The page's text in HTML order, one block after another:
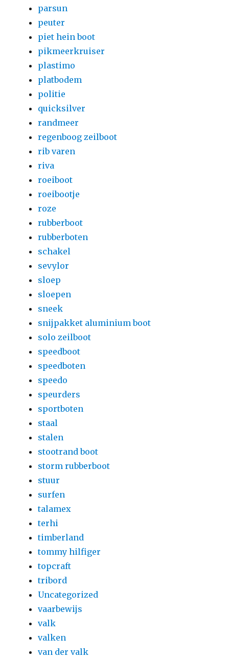
parsun
peuter
piet hein boot
pikmeerkruiser
plastimo
platbodem
politie
quicksilver
randmeer
regenboog zeilboot
rib varen
riva
roeiboot
roeibootje
roze
rubberboot
rubberboten
schakel
sevylor
sloep
sloepen
sneek
snijpakket aluminium boot
solo zeilboot
speedboot
speedboten
speedo
speurders
sportboten
staal
stalen
stootrand boot
storm rubberboot
stuur
surfen
talamex
terhi
timberland
tommy hilfiger
topcraft
tribord
Uncategorized
vaarbewijs
valk
valken
van der valk